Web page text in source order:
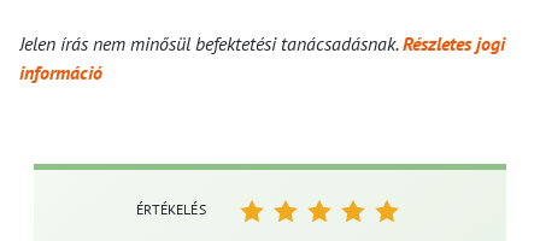
Jelen írás nem minősül befektetési tanácsadásnak.Részletes jogi
információ
ÉRTÉKELÉS